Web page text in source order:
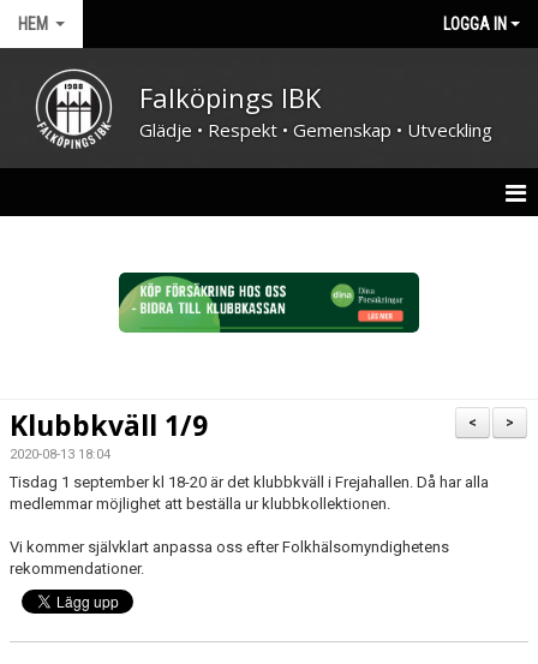
HEM LOGGA IN
Falköpings IBK
Glädje • Respekt • Gemenskap • Utveckling
KALENDER
DOKUMENT
VÅRA LAG
MATCHER
>
<
Klubbkväll 1/9
2020-08-13 18:04
Tisdag 1 september kl 18-20 är det klubbkväll i Frejahallen. Då har alla
medlemmar möjlighet att beställa ur klubbkollektionen.
Vi kommer självklart anpassa oss efter Folkhälsomyndighetens
rekommendationer.